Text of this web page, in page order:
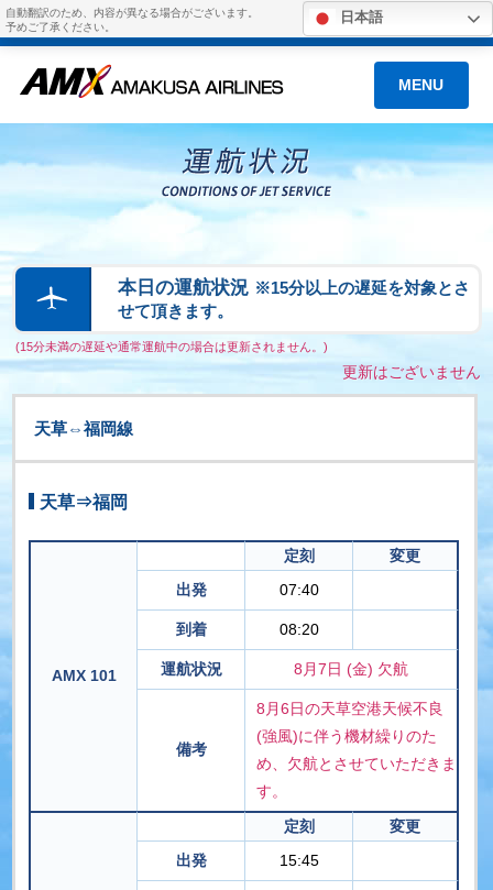
自動翻訳のため、内容が異なる場合がございます。
予めご了承ください。
日本語
MENU
本日の運航状況 ※15分以上の遅延を対象とさ
せて頂きます。
(15分未満の遅延や通常運航中の場合は更新されません。)
更新はございません
天草⇔福岡線
天草⇒福岡
AMX 101
定刻
変更
出発
07:40
到着 08:20
運航状況 8月7日 (金) 欠航
備考
8月6日の天草空港天候不良
(強風)に伴う機材繰りのた
め、欠航とさせていただきま
す。
定刻
変更
出発
15:45